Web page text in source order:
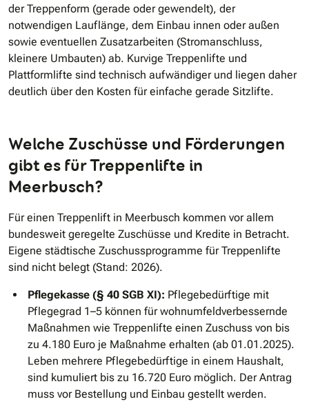
der Treppenform (gerade oder gewendelt), der
notwendigen Lauflänge, dem Einbau innen oder außen
sowie eventuellen Zusatzarbeiten (Stromanschluss,
kleinere Umbauten) ab. Kurvige Treppenlifte und
Plattformlifte sind technisch aufwändiger und liegen daher
deutlich über den Kosten für einfache gerade Sitzlifte.
Welche Zuschüsse und Förderungen
gibt es für Treppenlifte in
Meerbusch?
Für einen Treppenlift in Meerbusch kommen vor allem
bundesweit geregelte Zuschüsse und Kredite in Betracht.
Eigene städtische Zuschussprogramme für Treppenlifte
sind nicht belegt (Stand: 2026).
Pflegekasse (§ 40 SGB XI): Pflegebedürftige mit
Pflegegrad 1–5 können für wohnumfeldverbessernde
Maßnahmen wie Treppenlifte einen Zuschuss von bis
zu 4.180 Euro je Maßnahme erhalten (ab 01.01.2025).
Leben mehrere Pflegebedürftige in einem Haushalt,
sind kumuliert bis zu 16.720 Euro möglich. Der Antrag
muss vor Bestellung und Einbau gestellt werden.